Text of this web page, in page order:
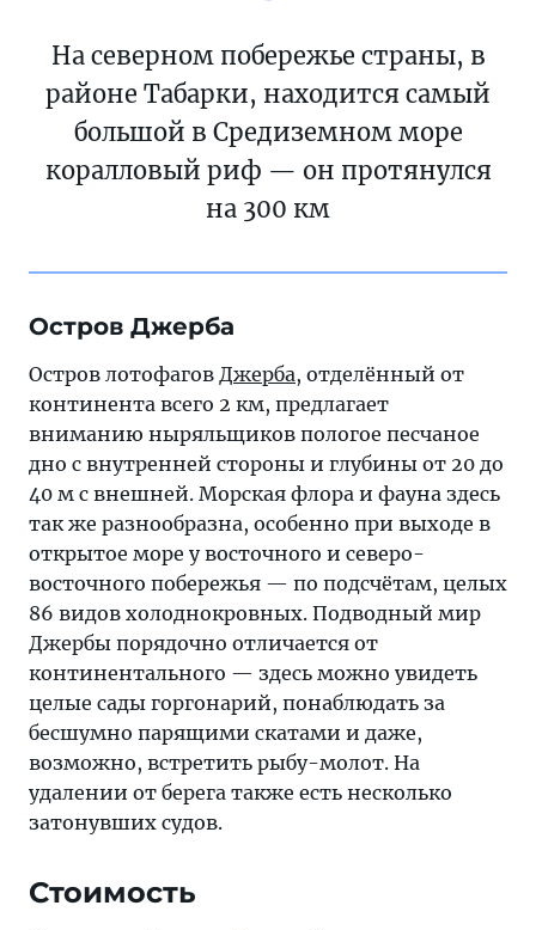
На северном побережье страны, в
районе Табарки, находится самый
большой в Средиземном море
коралловый риф — он протянулся
на 300 км
Остров Джерба
Остров лотофагов Джерба, отделённый от
континента всего 2 км, предлагает
вниманию ныряльщиков пологое песчаное
дно с внутренней стороны и глубины от 20 до
40 м с внешней. Морская флора и фауна здесь
так же разнообразна, особенно при выходе в
открытое море у восточного и северо-
восточного побережья — по подсчётам, целых
86 видов холоднокровных. Подводный мир
Джербы порядочно отличается от
континентального — здесь можно увидеть
целые сады горгонарий, понаблюдать за
бесшумно парящими скатами и даже,
возможно, встретить рыбу-молот. На
удалении от берега также есть несколько
затонувших судов.
Стоимость